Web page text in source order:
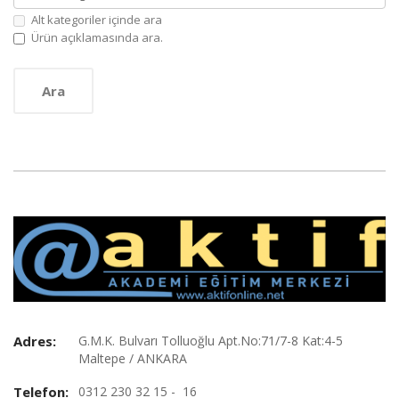
Alt kategoriler içinde ara
Ürün açıklamasında ara.
Adres:
G.M.K. Bulvarı Tolluoğlu Apt.No:71/7-8 Kat:4-5
Maltepe / ANKARA
Telefon: 0312 230 32 15 - 16